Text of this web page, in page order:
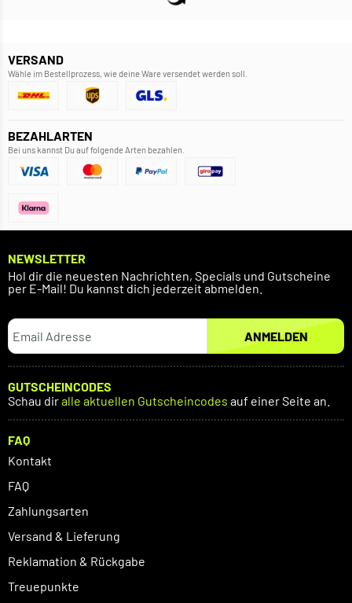
VERSAND
Wähle im Bestellprozess, wie deine Ware versendet werden soll.
BEZAHLARTEN
Bei uns kannst Du auf folgende Arten bezahlen.
NEWSLETTER
Hol dir die neuesten Nachrichten, Specials und Gutscheine
per E-Mail! Du kannst dich jederzeit abmelden.
ANMELDEN
GUTSCHEINCODES
Schau diralle aktuellen Gutscheincodes auf einer Seite an.
FAQ
Kontakt
FAQ
Zahlungsarten
Versand & Lieferung
Reklamation & Rückgabe
Treuepunkte